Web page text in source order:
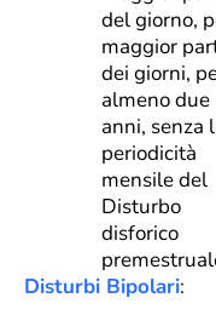
del giorno,
maggior
dei giorni,
almeno due
anni, senza
periodicità
mensile del
Disturbo
disforico
Disturbi Bipolari: